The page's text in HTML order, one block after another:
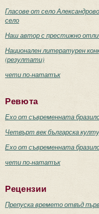
Гласове от село
село
Наш автор с престижно
Национален литературен
(резултати)
чети по-нататък
Ревюта
Ехо от съвременната
Четвърт век българска
Ехо от съвременната
чети по-нататък
Рецензии
Препуска времето отвъд